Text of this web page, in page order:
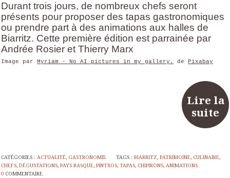
Durant trois jours, de nombreux chefs seront
présents pour proposer des tapas gastronomiques
ou prendre part à des animations aux halles de
Biarritz. Cette première édition est parrainée par
Andrée Rosier et Thierry Marx
Image par Myriam - No AI pictures in my gallery. de Pixabay
Lire la
suite
CATÉGORIES : ACTUALITÉ GASTRONOMIE TAGS :BIARRITZ ,PATRIMOINE CULINAIRE
CHEFS DÉGUSTATIONS PAYS BASQUE PINTXOS TAPAS CHIPIRONS ANIMATIONS
0 COMMENTAIRE